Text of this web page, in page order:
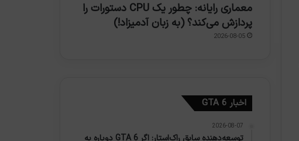
معماری رایانه: چطور یک CPU دستورات را
پردازش می‌کند؟ (به زبان آدمیزاد!)
2026-08-05
اخبار GTA 6
2026-08-07